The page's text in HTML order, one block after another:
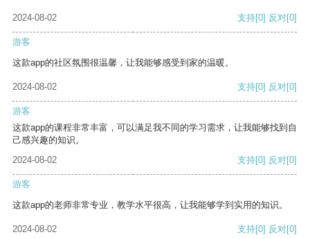
2024-08-02 支持[0] 反对[0]
游客
这款app的社区氛围很温馨，让我能够感受到家的温暖。
2024-08-02 支持[0] 反对[0]
游客
这款app的课程非常丰富，可以满足我不同的学习需求，让我能够找到自
己感兴趣的知识。
2024-08-02
支持[0] 反对[0]
游客
这款app的老师非常专业，教学水平很高，让我能够学到实用的知识。
2024-08-02 支持[0] 反对[0]